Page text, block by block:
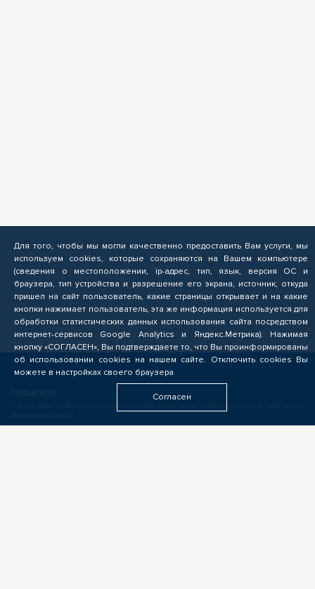
СЛУШАТЕЛЮ
Для того, чтобы мы могли качественно предоставить Вам услуги, мы
используем cookies, которые сохраняются на Вашем компьютере
(сведения о местоположении, ip-адрес, тип, язык, версия ОС и
браузера, тип устройства и разрешение его экрана, источник, откуда
пришел на сайт пользователь, какие страницы открывает и на какие
кнопки нажимает пользователь, эта же информация используется для
обработки статистических данных использования сайта посредством
интернет-сервисов Google Analytics и Яндекс.Метрика). Нажимая
кнопку «СОГЛАСЕН», Вы подтверждаете то, что Вы проинформированы
об использовании cookies на нашем сайте. Отключить cookies Вы
можете в настройках своего браузера
Согласен